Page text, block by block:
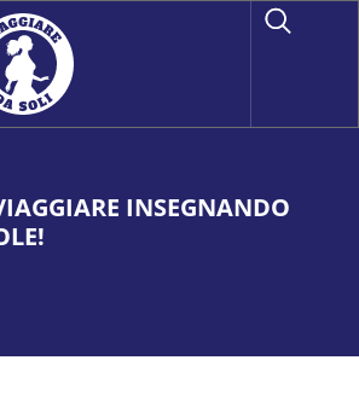
INSEGNANDO